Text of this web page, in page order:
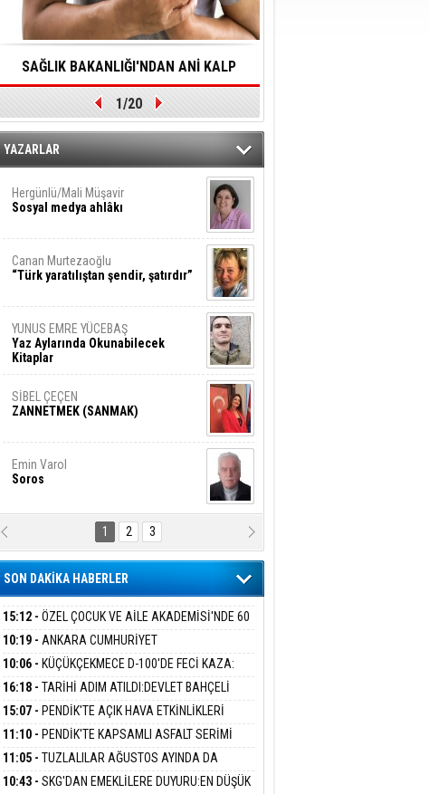
SAĞLIK BAKANLIĞI'NDAN ANİ KALP
DURMALARINA HIZLI MÜDAHALE
EDİLMESİNE YÖNELİK ÖNLENMESİ İÇİN
ÖNEMLİ ADIM
1/20
YAZARLAR
Hergünlü/Mali Müşavir
Sosyal medya ahlâkı
Canan Murtezaoğlu
“Türk yaratılıştan şendir, şatırdır”
YUNUS EMRE YÜCEBAŞ
Yaz Aylarında Okunabilecek
Kitaplar
SİBEL ÇEÇEN
ZANNETMEK (SANMAK)
Emin Varol
Soros
Karanlık DNA Kuşaklararası
Şiddetin Biyolojik Faturası
Şiyar Adıyaman
Ben Bu Sahaya Sığmazam
Hasan Ali Çölük
Bir Satırın İçindeki İnsan
Ezgi Kılıç
SİVAS: ATEŞE ATILAN VİCDAN
1 2 3
SON DAKİKA HABERLER
15:12 - ÖZEL ÇOCUK VE AİLE AKADEMİSİ'NDE 60
ÇOCUĞA HİZMET VERİLDİ
10:19 - ANKARA CUMHURİYET
BAŞSAVCILIĞINDAN ÖZGÜR ÖZEL VE VELİ
AĞBABA HAKKINDA FEZLEKE
10:06 - KÜÇÜKÇEKMECE D-100'DE FECİ KAZA:
OTOMOBİL İETT OTOBÜSÜNE ÇARPTI 3 KİŞİ
HAYATINI KAYBETTİ
16:18 - TARİHİ ADIM ATILDI:DEVLET BAHÇELİ
'TERÖRSÜZ TÜRKİYE' ÇERÇEVE YASA TEKLİFİNİ
İMZALADI
15:07 - PENDİK'TE AÇIK HAVA ETKİNLİKLERİ
ÇOCUK SİNEMASIYLA BAŞLADI
11:10 - PENDİK'TE KAPSAMLI ASFALT SERİMİ
BAŞLADI
11:05 - TUZLALILAR AĞUSTOS AYINDA DA
SİNEMAYA DOYACAK
10:43 - SKG'DAN EMEKLİLERE DUYURU:EN DÜŞÜK